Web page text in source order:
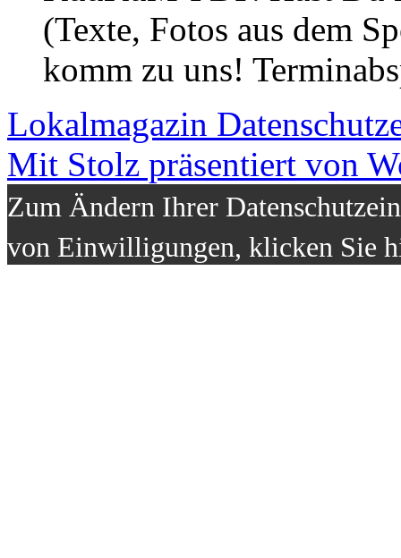
(Texte, Fotos aus dem
komm zu uns!
Lokalmagazin
Mit Stolz präsentiert von
Zum Ändern Ihrer
von Einwilligungen, klicken Sie